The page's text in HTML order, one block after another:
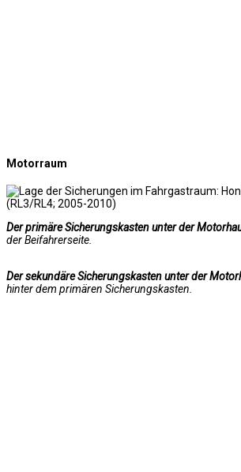
Motorraum
Der primäre Sicherungskasten unter der
der Beifahrerseite.
Der sekundäre Sicherungskasten unter der
hinter dem primären Sicherungskasten.